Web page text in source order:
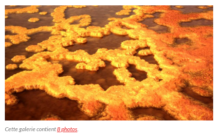
Cette galerie contient8 photos.